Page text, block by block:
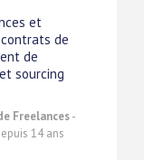
et
de
de
sourcing
Freelances-
14 ans